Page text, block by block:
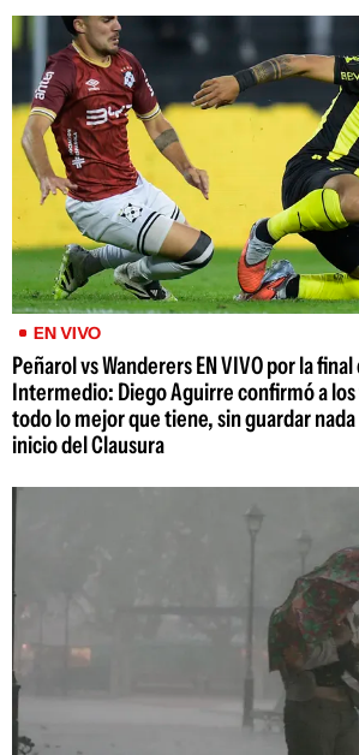
EN VIVO
Peñarol vs Wanderers EN VIVO por la
Intermedio: Diego Aguirre confirmó a
todo lo mejor que tiene, sin guardar
inicio del Clausura